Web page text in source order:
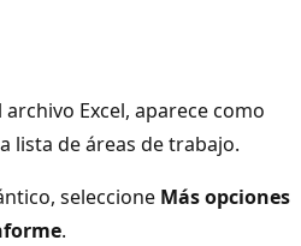
Excel, aparece como
lista de áreas de trabajo.
seleccione Más opciones
.